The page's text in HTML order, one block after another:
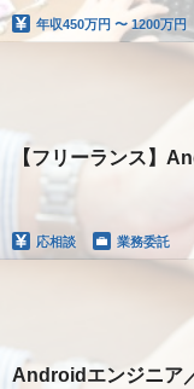
年収450万円 〜 1200万円
【フリーランス】
応相談 業務委託
Androidエンジニア